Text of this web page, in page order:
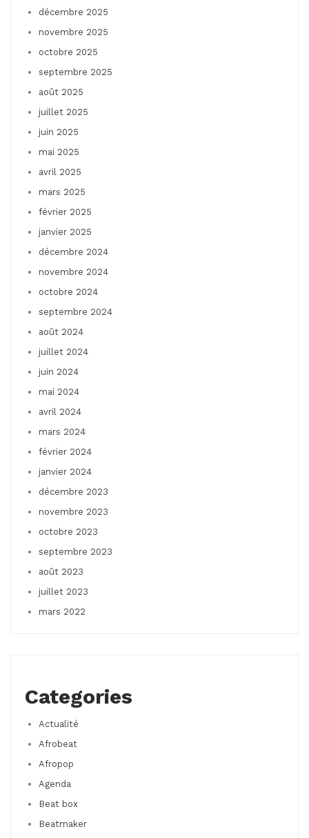
décembre 2025
novembre 2025
octobre 2025
septembre 2025
août 2025
juillet 2025
juin 2025
mai 2025
avril 2025
mars 2025
février 2025
janvier 2025
décembre 2024
novembre 2024
octobre 2024
septembre 2024
août 2024
juillet 2024
juin 2024
mai 2024
avril 2024
mars 2024
février 2024
janvier 2024
décembre 2023
novembre 2023
octobre 2023
septembre 2023
août 2023
juillet 2023
mars 2022
Categories
Actualité
Afrobeat
Afropop
Agenda
Beat box
Beatmaker